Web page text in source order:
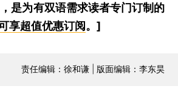
是为有双语需求读者专门订制的
享超值优惠订阅。]
责任编辑：徐和谦 | 版面编辑：李东昊